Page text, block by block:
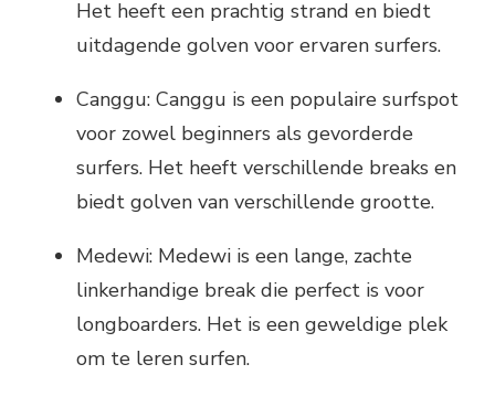
Het heeft een prachtig strand en biedt
uitdagende golven voor ervaren surfers.
Canggu: Canggu is een populaire surfspot
voor zowel beginners als gevorderde
surfers. Het heeft verschillende breaks en
biedt golven van verschillende grootte.
Medewi: Medewi is een lange, zachte
linkerhandige break die perfect is voor
longboarders. Het is een geweldige plek
om te leren surfen.